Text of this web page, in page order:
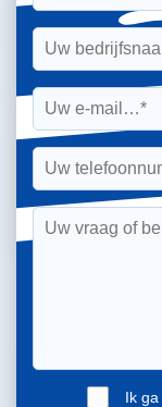
Ik